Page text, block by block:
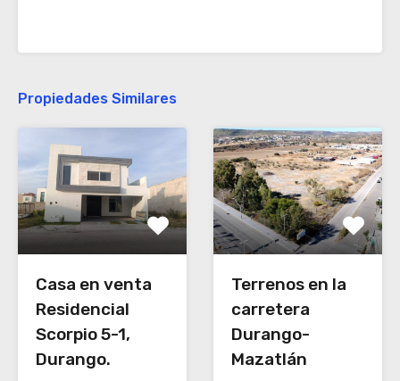
Propiedades Similares
Casa en venta
Residencial
Scorpio 5-1,
Durango.
Terrenos en la
carretera
Durango-
Mazatlán